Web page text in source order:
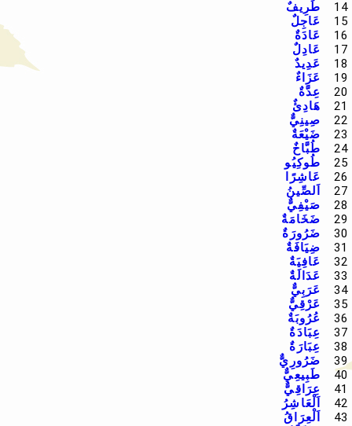
14
طَرِيفٌ
15
عَاجِلٌ
16
عَادَةٌ
17
عَادِلٌ
18
عَدِيدٌ
19
عَزَاءٌ
20
عِدَّةٌ
21
هَادِئٌ
22
صِينِيٌّ
23
ضَيْعَةٌ
24
طُبَّاخٌ
25
طُوكِيُو
26
عَاشِرًا
27
اَلصِّينُ
28
صَيْفِيٌّ
29
ضَخَامَةٌ
30
ضَرُورَةٌ
31
ضِيَافَةٌ
32
عَافِيَةٌ
33
عَدَالَةٌ
34
عَرَبِيٌّ
35
عَرْقِيٌّ
36
عُرُوبَةٌ
37
عِبَادَةٌ
38
عِبَارَةٌ
39
ضَرُورِيٌّ
40
طَبِيعِيٌّ
41
عِرَاقِيٌّ
42
اَلْعَاشِرُ
43
اَلْعِرَاقُ